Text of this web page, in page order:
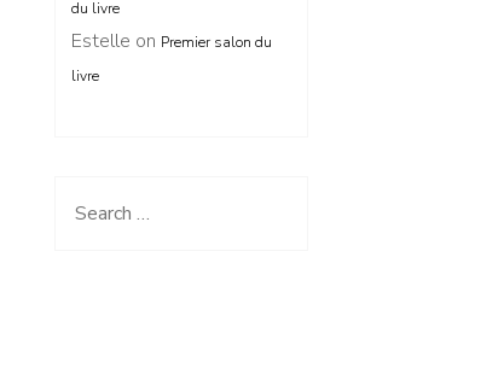
du livre
Estelle on Premier salon du
livre
Search